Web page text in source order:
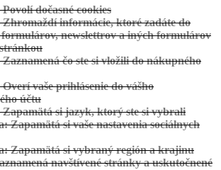
dočasné cookies
informácie, ktoré zadáte do
newslettrov a iných formulárov
čo ste si vložili do nákupného
vaše prihlásenie do vášho
účtu
si jazyk, ktorý ste si vybrali
Zapamätá si vaše nastavenia sociálnych
Zapamätá si vybraný región a krajinu
navštívené stránky a uskutočnené